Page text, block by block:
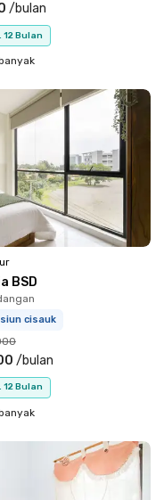
/bulan
12 Bulan
BSD
cisauk
/bulan
12 Bulan